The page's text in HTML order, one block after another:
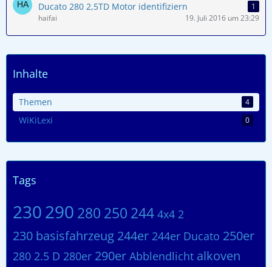
Ducato 280 2,5TD Motor identifiziern
1
haifai
19. Juli 2016 um 23:29
Inhalte
Themen 4
WiKiLexi 0
Tags
230290 280 250 244 4x4 2
230 basisfahrzeug 244er 244er Ducato 250er
280 2.5 D 280er 290er Abblendlicht alkoven